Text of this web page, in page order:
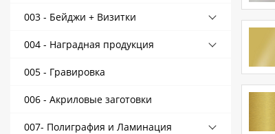
Как купить
Доставка
Новости
Контакты
Политика конфиденциальности
003 - Бейджи + Визитки
004 - Наградная продукция
005 - Гравировка
006 - Акриловые заготовки
007- Полиграфия и Ламинация